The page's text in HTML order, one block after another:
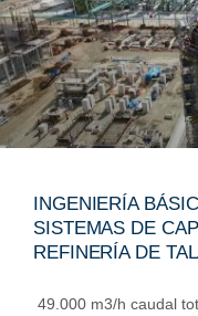
INGENIERÍA
SISTEMAS DE
REFINERÍA DE
49.000 m3/h caudal